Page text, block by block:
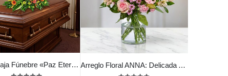
Cubre Caja Fúnebre «Paz Eterna» para el Último Adiós a Jair 🕊️ Arreglo Floral ANNA: Delicada Armonía en Rosas y Lirios 🌸